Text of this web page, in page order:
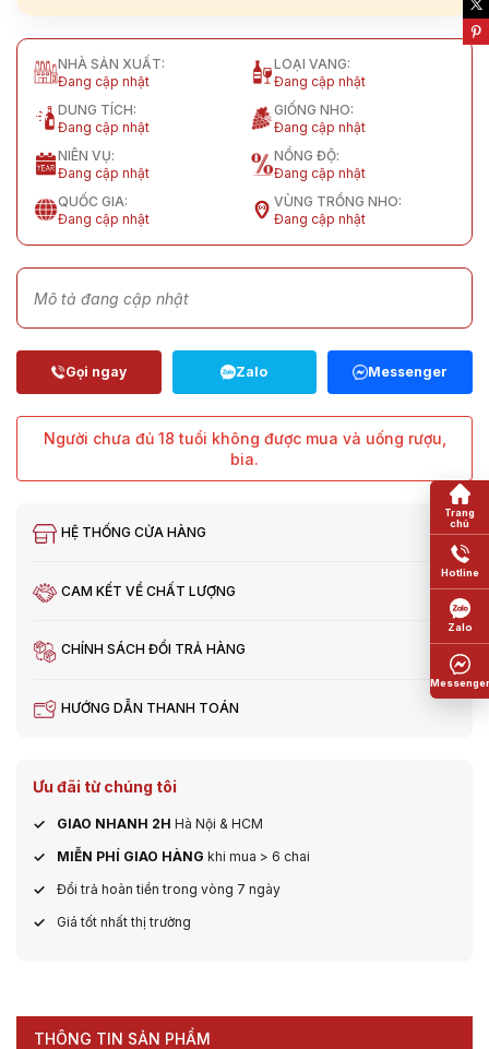
NHÀ SẢN XUẤT:
Đang cập nhật
LOẠI VANG:
Đang cập nhật
DUNG TÍCH:
Đang cập nhật
GIỐNG NHO:
Đang cập nhật
NIÊN VỤ:
Đang cập nhật
NỒNG ĐỘ:
Đang cập nhật
QUỐC GIA:
Đang cập nhật
VÙNG TRỒNG NHO:
Đang cập nhật
Mô tả đang cập nhật
Người chưa đủ 18 tuổi không được mua và uống rượu,
bia.
HỆ THỐNG CỬA HÀNG
CAM KẾT VỀ CHẤT LƯỢNG
CHÍNH SÁCH ĐỔI TRẢ HÀNG
HƯỚNG DẪN THANH TOÁN
Ưu đãi từ chúng tôi
GIAO NHANH 2H Hà Nội & HCM
MIỄN PHÍ GIAO HÀNG khi mua > 6 chai
Đổi trả hoàn tiền trong vòng 7 ngày
Giá tốt nhất thị trường
THÔNG TIN SẢN PHẨM